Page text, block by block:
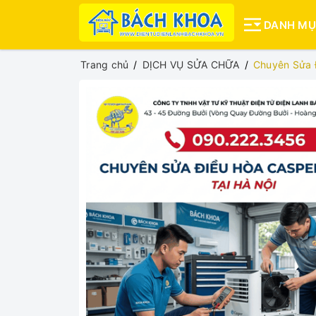
DANH
Trang chủ DỊCH VỤ SỬA CHỮA Chuyên